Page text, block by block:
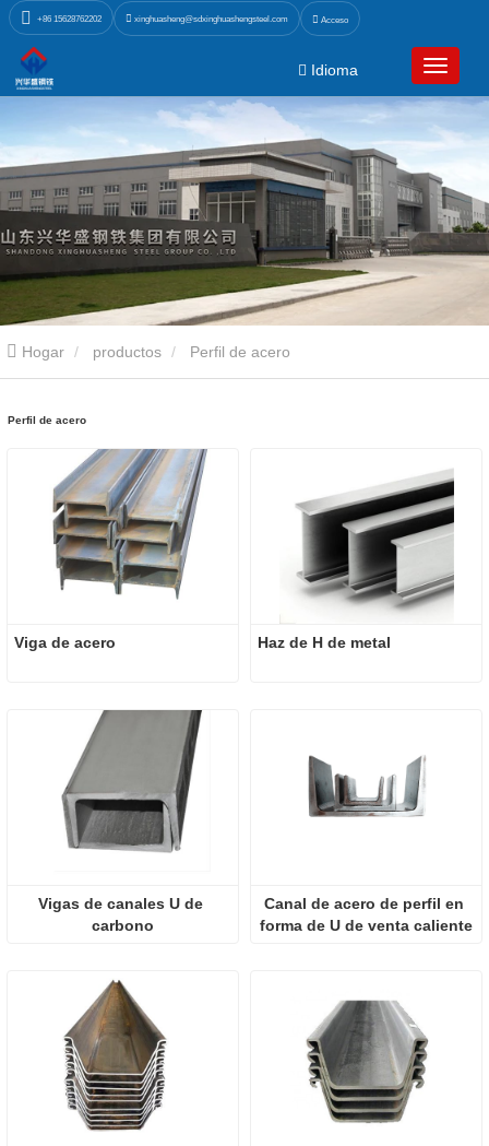
+86 15628762202 xinghuasheng@sdxinghuashengsteel.com Acceso
Idioma
Hogar productos Perfil de acero
Perfil de acero
Viga de acero Haz de H de metal
Vigas de canales U de
carbono
Canal de acero de perfil en
forma de U de venta caliente